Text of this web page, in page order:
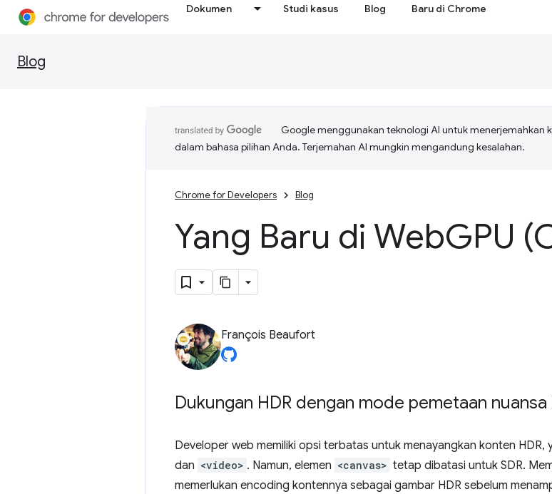
Dokumen Studi kasus Blog Baru di Chrome
Blog
Google menggunakan teknologi AI untuk menerjemahkan
dalam bahasa pilihan Anda. Terjemahan AI mungkin mengandung kesalahan.
Chrome for Developers Blog
Yang Baru di WebGPU
François Beaufort
Dukungan HDR dengan mode pemetaan nuansa
Developer web memiliki opsi terbatas untuk menayangkan konten HDR,
dan <video> . Namun, elemen <canvas> tetap dibatasi untuk SDR.
memerlukan encoding kontennya sebagai gambar HDR sebelum